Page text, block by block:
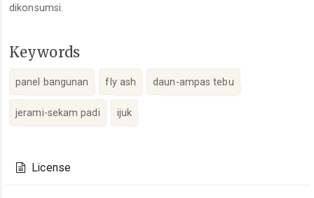
dikonsumsi.
Keywords
panel bangunan fly ash daun-ampas tebu
jerami-sekam padi ijuk
Details
License